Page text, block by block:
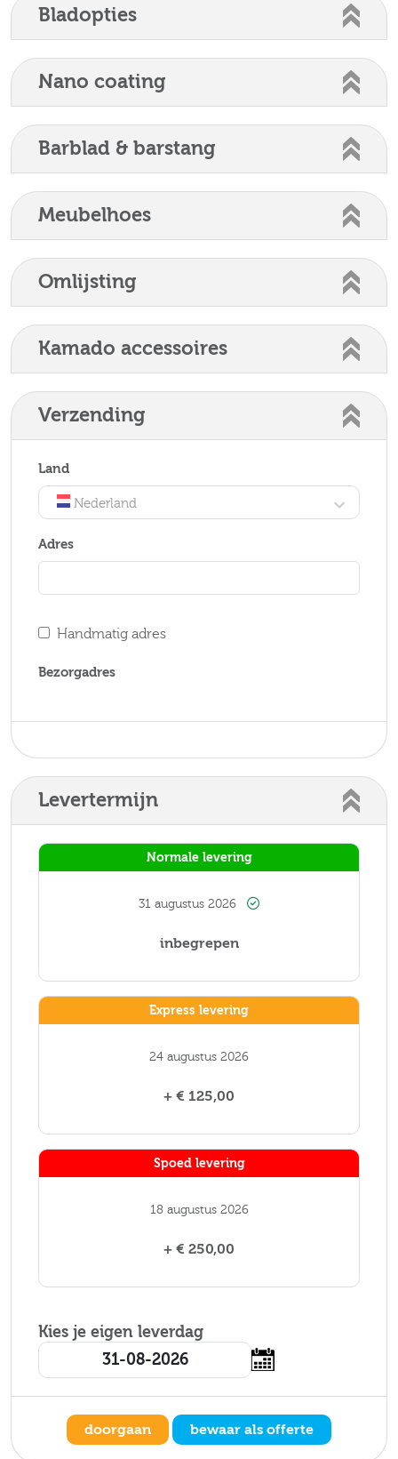
Bladopties
Nano coating
Barblad & barstang
Meubelhoes
Omlijsting
Kamado accessoires
Verzending
Land
Nederland
Adres
Handmatig adres
Bezorgadres
Levertermijn
Normale levering
31 augustus 2026
inbegrepen
Express levering
24 augustus 2026
+ € 125,00
Spoed levering
18 augustus 2026
+ € 250,00
Kies je eigen leverdag
doorgaan bewaar als offerte